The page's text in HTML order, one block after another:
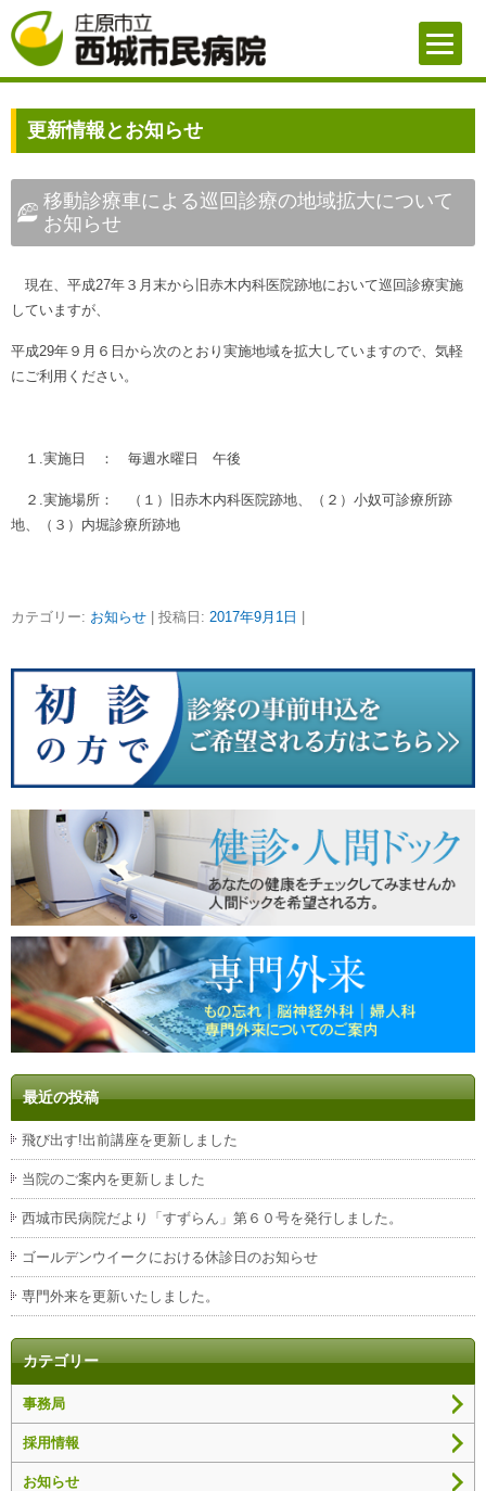
更新情報とお知らせ
移動診療車による巡回診療の地域拡大について
お知らせ
現在、平成27年３月末から旧赤木内科医院跡地において巡回診療実施
していますが、
平成29年９月６日から次のとおり実施地域を拡大していますので、気軽
にご利用ください。
１.実施日 ： 毎週水曜日 午後
２.実施場所： （１）旧赤木内科医院跡地、（２）小奴可診療所跡
地、（３）内堀診療所跡地
カテゴリー: お知らせ | 投稿日: 2017年9月1日
最近の投稿
飛び出す!出前講座を更新しました
当院のご案内を更新しました
西城市民病院だより「すずらん」第６０号を発行しました。
ゴールデンウイークにおける休診日のお知らせ
専門外来を更新いたしました。
カテゴリー
事務局
採用情報
お知らせ